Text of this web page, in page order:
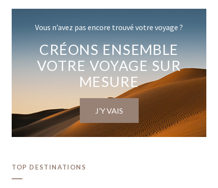
Vous n’avez pas encore trouvé votre voyage ?
CRÉONS ENSEMBLE
VOTRE VOYAGE SUR
MESURE
J’Y VAIS
TOP DESTINATIONS